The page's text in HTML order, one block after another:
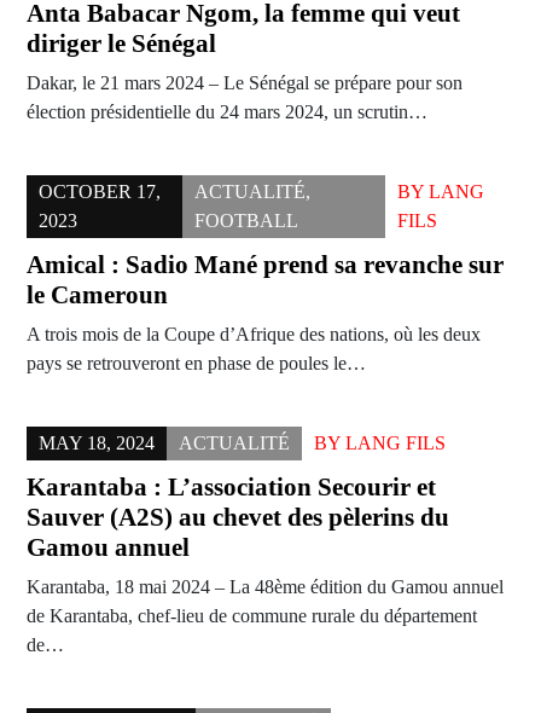
Anta Babacar Ngom, la femme qui veut
diriger le Sénégal
Dakar, le 21 mars 2024 – Le Sénégal se prépare pour son
élection présidentielle du 24 mars 2024, un scrutin…
OCTOBER 17,
2023
ACTUALITÉ,
FOOTBALL
BYLANG
FILS
Amical : Sadio Mané prend sa revanche sur
le Cameroun
A trois mois de la Coupe d’Afrique des nations, où les deux
pays se retrouveront en phase de poules le…
MAY 18, 2024 ACTUALITÉ BY LANG FILS
Karantaba : L’association Secourir et
Sauver (A2S) au chevet des pèlerins du
Gamou annuel
Karantaba, 18 mai 2024 – La 48ème édition du Gamou annuel
de Karantaba, chef-lieu de commune rurale du département
de…